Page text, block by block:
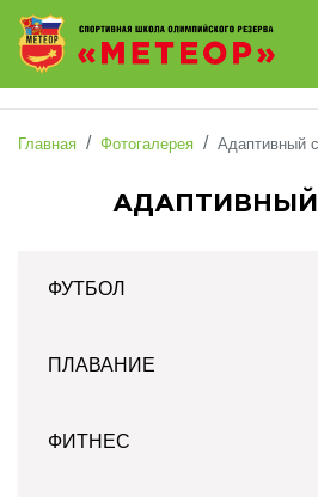
Отключить картинки
Главная Фотогалерея Адаптивный
ФУТБОЛ
ПЛАВАНИЕ
ФИТНЕС